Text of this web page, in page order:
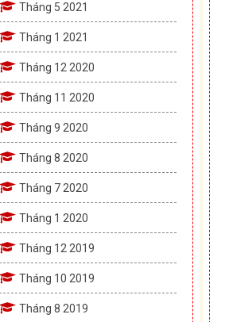
Tháng 5 2021
Tháng 1 2021
Tháng 12 2020
Tháng 11 2020
Tháng 9 2020
Tháng 8 2020
Tháng 7 2020
Tháng 1 2020
Tháng 12 2019
Tháng 10 2019
Tháng 8 2019